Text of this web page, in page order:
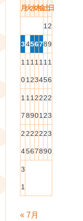
月火水木金土日
1 2
3456789
1
0
1
1
1
2
1
3
1
4
1
5
1
6
1
7
1
8
1
9
2
0
2
1
2
2
2
3
2
4
2
5
2
6
2
7
2
8
2
9
3
0
3
1
« 7月